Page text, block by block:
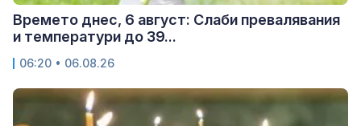
Времето днес, 6 август: Слаби превалявания
и температури до 39...
06:20 • 06.08.26